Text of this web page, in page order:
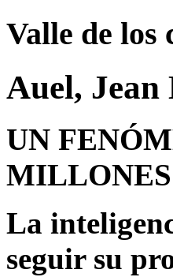
Valle de los
Auel, Jean
UN
La
seguir su